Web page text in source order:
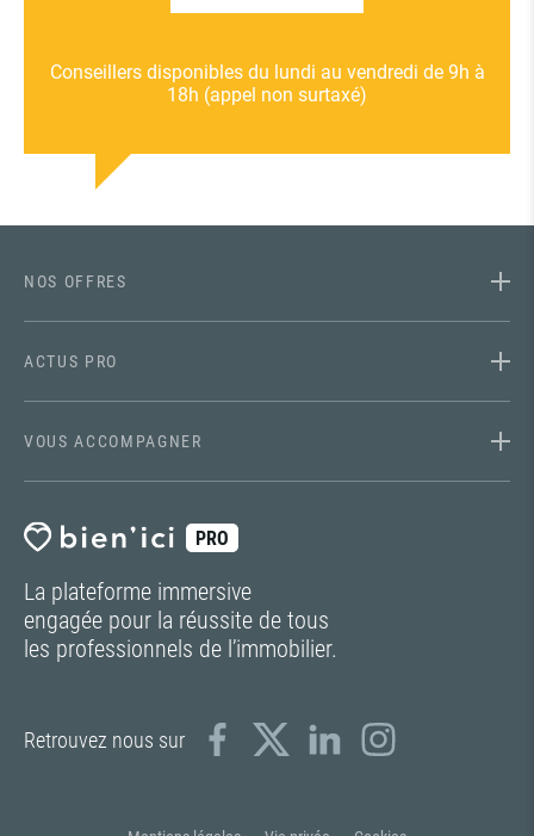
Conseillers disponibles du lundi au vendredi de 9h à
18h (appel non surtaxé)
PRO
La plateforme immersive
engagée pour la réussite de tous
les professionnels de l’immobilier.
Retrouvez nous sur
NOS OFFRES
ACTUS PRO
VOUS ACCOMPAGNER